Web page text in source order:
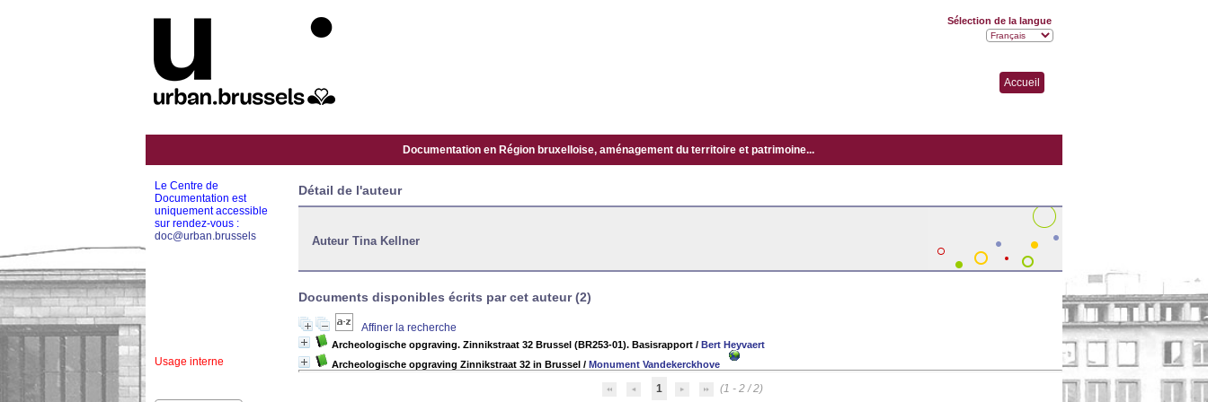
Accueil
Documentation en Région bruxelloise, aménagement du territoire et patrimoine...
Détail de l'auteur
Auteur Tina Kellner
Documents disponibles écrits par cet auteur (2)
Affiner la recherche
Archeologische opgraving. Zinnikstraat 32 Brussel (BR253-01). Basisrapport / Bert Heyvaert
Archeologische opgraving Zinnikstraat 32 in Brussel / Monument Vandekerckhove
1 (1 - 2 / 2)
Le Centre de
Documentation est
uniquement accessible
sur rendez-vous :
doc@urban.brussels
Usage interne
Sélection de la langue